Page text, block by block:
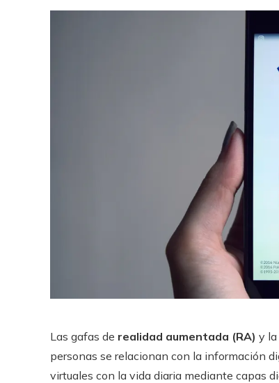
Las gafas de realidad aumentada (RA) y la
personas se relacionan con la información
virtuales con la vida diaria mediante capas